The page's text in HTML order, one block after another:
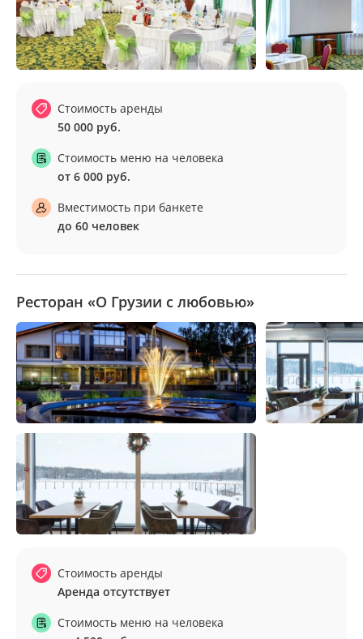
Стоимость аренды
50 000 руб.
Стоимость меню на человека
от 6 000 руб.
Вместимость при банкете
до 60 человек
Ресторан «О Грузии с любовью»
Стоимость аренды
Аренда отсутствует
Стоимость меню на человека